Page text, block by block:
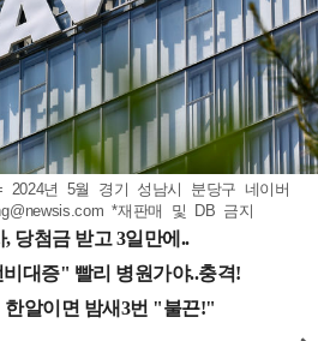
2024년 5월 경기 성남시 분당구 네이버
*재판매 및 DB 금지